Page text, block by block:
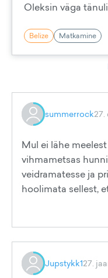
Oleksin väga
Belize Matkamine
summerrock27.
Mul ei lähe
vihmametsas
veidramatesse ja
hoolimata sellest,
Jupstykk127.